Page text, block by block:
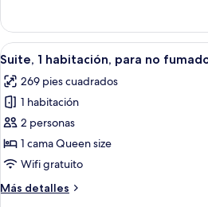
no
fumadores
1
habitación,
para
fumadores
Abrir
todas
las
fotos
de
Suite,
1
para
Una
5
Suite, 1 habitación, para no
269 pies cuadrados
1 habitación
2 personas
1 cama Queen size
Wifi gratuito
Más detalles
Más